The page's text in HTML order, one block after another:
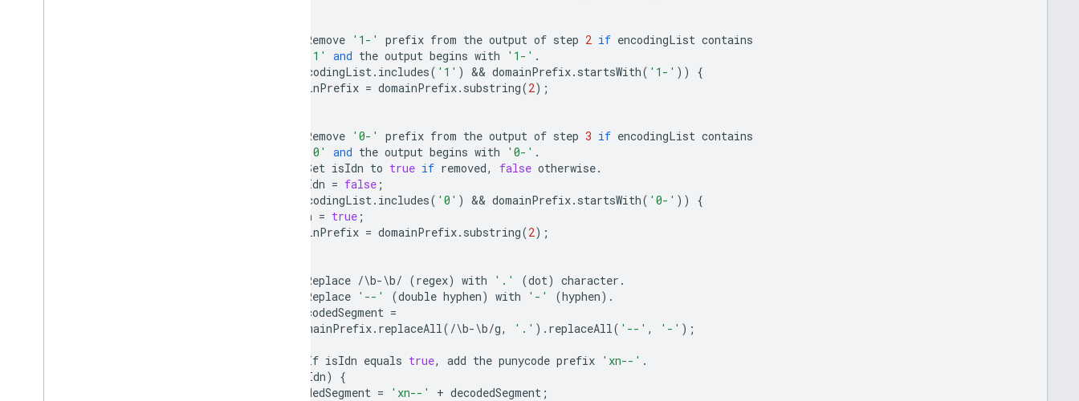
Remove '1-' prefix from the output of step 2 if encodingList contains
'1' and the output begins with '1-' .
encodingList. includes( '1' ) && domainPrefix. startsWith( '1-' ))
{
domainPrefix = domainPrefix. substring(2);
Remove '0-' prefix from the output of step 3 if encodingList contains
'0' and the output begins with '0-' .
Set isIdn to true if removed, false otherwise.
isIdn = false ;
encodingList. includes( '0' ) && domainPrefix. startsWith( '0-' ))
{
isIdn = true ;
domainPrefix = domainPrefix. substring(2);
Replace /\b-\b/ (regex) with '.' (dot) character .
Replace '--' (double hyphen) with '-' (hyphen) .
decodedSegment =
domainPrefix. replaceAll( /\b-\b/g, '.' ) . replaceAll( '--' , '-' );
If isIdn equals true, add the punycode prefix 'xn--' .
isIdn)
{
decodedSegment = 'xn--' + decodedSegment ;